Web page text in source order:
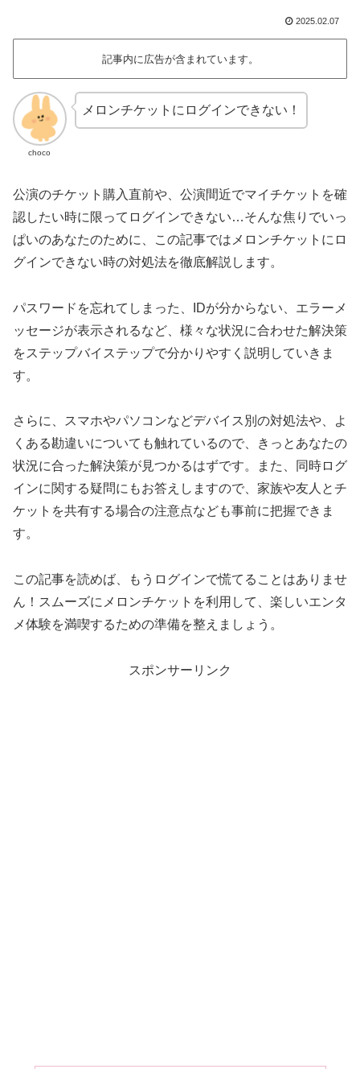
2025.02.07
記事内に広告が含まれています。
choco
メロンチケットにログインできない！
公演のチケット購入直前や、公演間近でマイチケットを確
認したい時に限ってログインできない…そんな焦りでいっ
ぱいのあなたのために、この記事ではメロンチケットにロ
グインできない時の対処法を徹底解説します。
パスワードを忘れてしまった、IDが分からない、エラーメ
ッセージが表示されるなど、様々な状況に合わせた解決策
をステップバイステップで分かりやすく説明していきま
す。
さらに、スマホやパソコンなどデバイス別の対処法や、よ
くある勘違いについても触れているので、きっとあなたの
状況に合った解決策が見つかるはずです。また、同時ログ
インに関する疑問にもお答えしますので、家族や友人とチ
ケットを共有する場合の注意点なども事前に把握できま
す。
この記事を読めば、もうログインで慌てることはありませ
ん！スムーズにメロンチケットを利用して、楽しいエンタ
メ体験を満喫するための準備を整えましょう。
スポンサーリンク